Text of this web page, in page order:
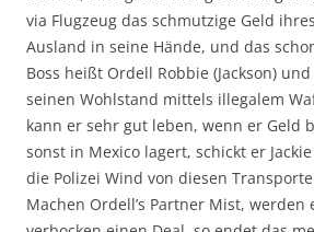
via Flugzeug das schmutzige Geld
Ausland in seine Hände, und das
Boss heißt Ordell Robbie (Jackson)
seinen Wohlstand mittels illegalem
kann er sehr gut leben, wenn er Geld
sonst in Mexico lagert, schickt er
die Polizei Wind von diesen
Machen Ordell’s Partner Mist, werden